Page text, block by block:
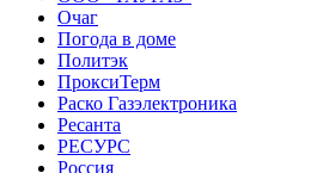
Очаг
Погода в доме
Политэк
ПроксиТерм
Раско Газэлектроника
Ресанта
РЕСУРС
Россия